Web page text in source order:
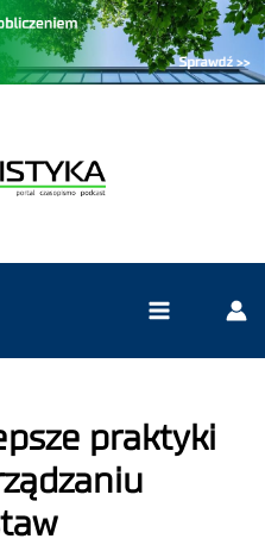
praktyki